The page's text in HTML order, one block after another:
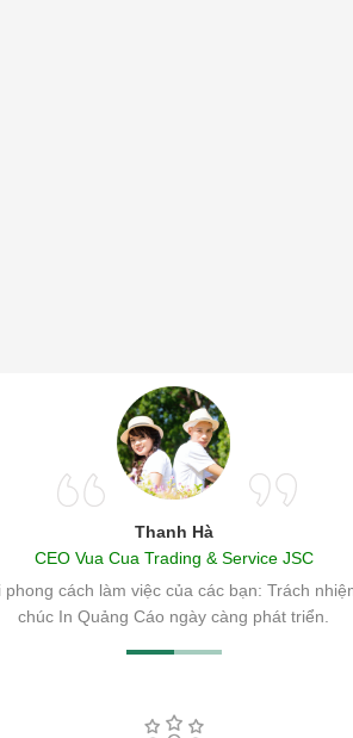
Thanh Hà
CEO Vua Cua Trading & Service JSC
cách làm việc của các bạn: Trách
chúc In Quảng Cáo ngày càng phát triển.